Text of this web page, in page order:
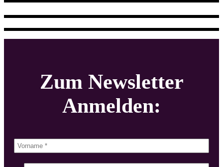
Zum Newsletter
Anmelden: